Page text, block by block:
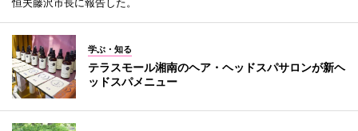
学ぶ・知る
テラスモール湘南のヘア・ヘッドスパサロンが新ヘ
ッドスパメニュー